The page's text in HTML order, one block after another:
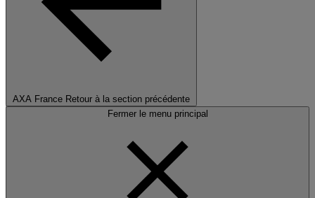
AXA France Retour à la section précédente
Fermer le menu principal